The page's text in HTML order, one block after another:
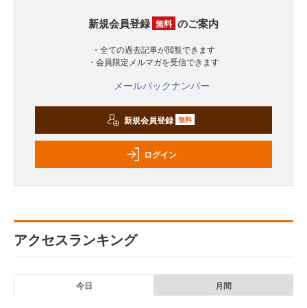
新規会員登録 無料 のご案内
・全ての過去記事が閲覧できます
・会員限定メルマガを受信できます
メールバックナンバー
新規会員登録 無料
ログイン
アクセスランキング
今日 月間